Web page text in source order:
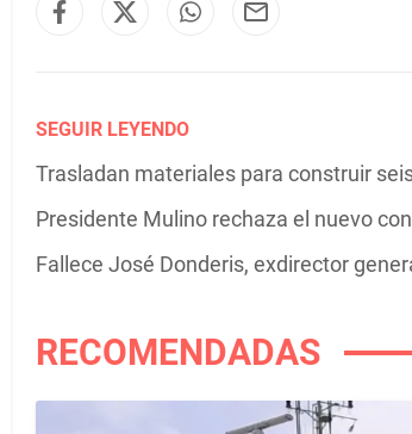
SEGUIR LEYENDO
Trasladan materiales para construir
Presidente Mulino rechaza el nuevo
Fallece José Donderis, exdirector
RECOMENDADAS